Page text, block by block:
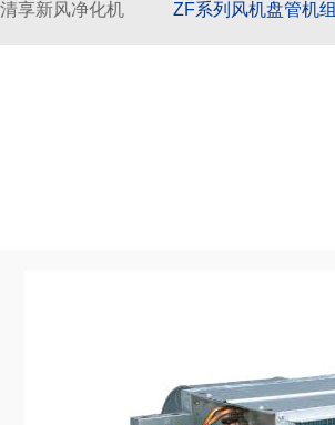
清享新风净化机 ZF系列风机盘管机组